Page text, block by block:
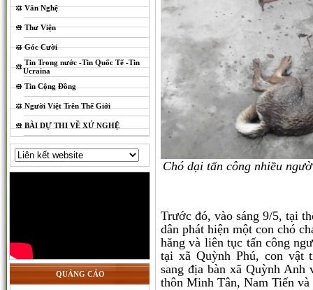
Văn Nghệ
Thư Viện
Góc Cười
Tin Trong nước -Tin Quốc Tế -Tin
Ucraina
Tin Cộng Đồng
Người Việt Trên Thế Giới
BÀI DỰ THI VỀ XỨ NGHỆ
QUẢNG CÁO
Chó dại tấn công nhiều
Trước đó, vào sáng 9/5, tại
dân phát hiện một con chó
hăng và liên tục tấn công
tại xã Quỳnh Phú, con vật
sang địa bàn xã Quỳnh Anh
thôn Minh Tân, Nam Tiến